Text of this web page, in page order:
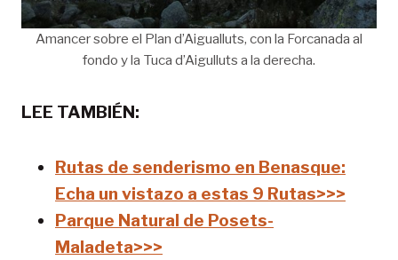
Amancer sobre el Plan d’Aigualluts, con la Forcanada al
fondo y la Tuca d’Aigulluts a la derecha.
LEE TAMBIÉN:
Rutas de senderismo en Benasque:
Echa un vistazo a estas 9 Rutas>>>
Parque Natural de Posets-
Maladeta>>>